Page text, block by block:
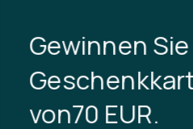
TIBLADIN
Über Tibladin
Blog
von70 EUR.